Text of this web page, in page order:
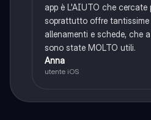
app è L'AIUTO che cercate
soprattutto offre tantissime
allenamenti e schede, che
sono state MOLTO utili.
Anna
utente iOS